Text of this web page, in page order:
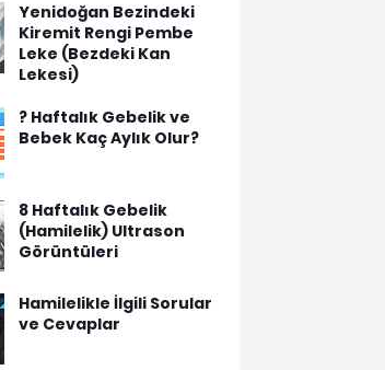
Yenidoğan Bezindeki
Kiremit Rengi Pembe
Leke (Bezdeki Kan
Lekesi)
? Haftalık Gebelik ve
Bebek Kaç Aylık Olur?
8 Haftalık Gebelik
(Hamilelik) Ultrason
Görüntüleri
Hamilelikle İlgili Sorular
ve Cevaplar